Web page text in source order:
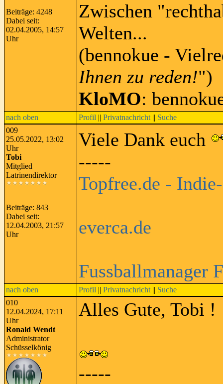
Beiträge: 4248
Dabei seit:
02.04.2005, 14:57
Uhr
Zwischen
Welten...
(bennokue -
Ihnen zu reden!")
KloMO:
nach oben Profil || Privatnachricht || Suche
009
25.05.2022, 13:02
Uhr
Tobi
Mitglied
Latrinendirektor
Beiträge: 843
Dabei seit:
12.04.2003, 21:57
Uhr
Viele Dank euch
-----
Topfree.de -
everca.de
Fussballmanager
nach oben Profil || Privatnachricht || Suche
010
12.04.2024, 17:11
Uhr
Ronald Wendt
Administrator
Schüsselkönig
Alles Gute, Tobi !
-----